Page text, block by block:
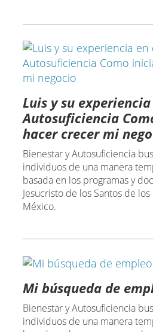
Luis y su
Autosuficiencia
hacer crecer mi
Bienestar y Autosuficiencia
individuos de una manera
basada en los programas y
Jesucristo de los Santos de
México.
Mi búsqueda de
Bienestar y Autosuficiencia
individuos de una manera